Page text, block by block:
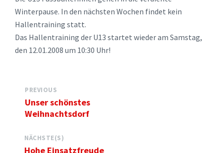
Winterpause. In den nächsten Wochen findet kein
Hallentraining statt.
Das Hallentraining der U13 startet wieder am Samstag,
den 12.01.2008 um 10:30 Uhr!
PREVIOUS
Unser schönstes
Weihnachtsdorf
NÄCHSTE(S)
Hohe Einsatzfreude